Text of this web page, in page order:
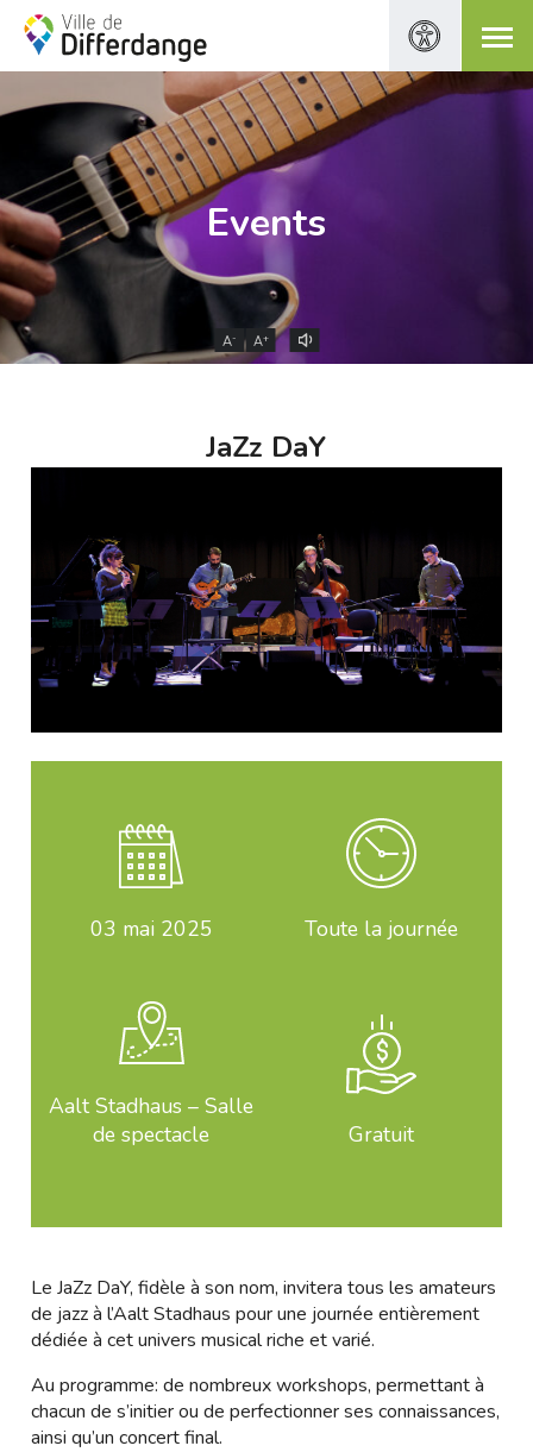
Events
A- A+
JaZz DaY
03 mai 2025 Toute la journée
Aalt Stadhaus – Salle
de spectacle
Gratuit
Le JaZz DaY, fidèle à son nom, invitera tous les amateurs
de jazz à l’Aalt Stadhaus pour une journée entièrement
dédiée à cet univers musical riche et varié.
Au programme: de nombreux workshops, permettant à
chacun de s’initier ou de perfectionner ses connaissances,
ainsi qu’un concert final.